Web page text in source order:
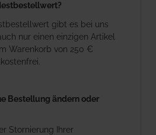
gibt es bei uns
nur einen einzigen Artikel
Warenkorb von 250 €
Bestellung ändern oder
Stornierung Ihrer